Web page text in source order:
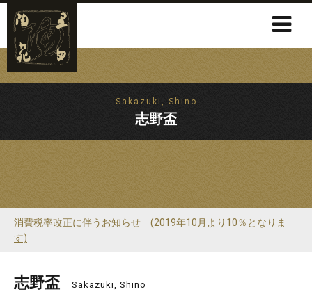
Sakazuki, Shino
志野盃
消費税率改正に伴うお知らせ (2019年10月より10％となりま
す)
志野盃 Sakazuki, Shino